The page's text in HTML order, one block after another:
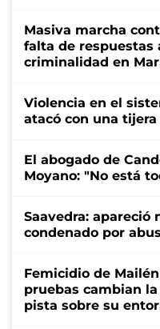
Masiva marcha
falta de respuestas
criminalidad en
Violencia en el
atacó con una
El abogado de
Moyano: "No está
Saavedra: apareció
condenado por
Femicidio de
pruebas cambian
pista sobre su